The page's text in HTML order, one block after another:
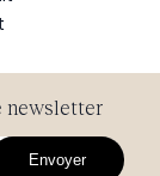
newsletter
Envoyer